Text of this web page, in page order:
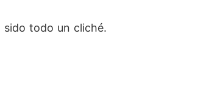
sido todo un cliché.